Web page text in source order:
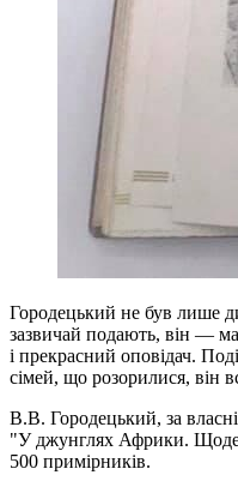
Городецький не був лише
зазвичай подають, він —
і прекрасний оповідач.
сімей, що розорилися, він
В.В. Городецький, за
"У джунглях Африки.
500 примірників.